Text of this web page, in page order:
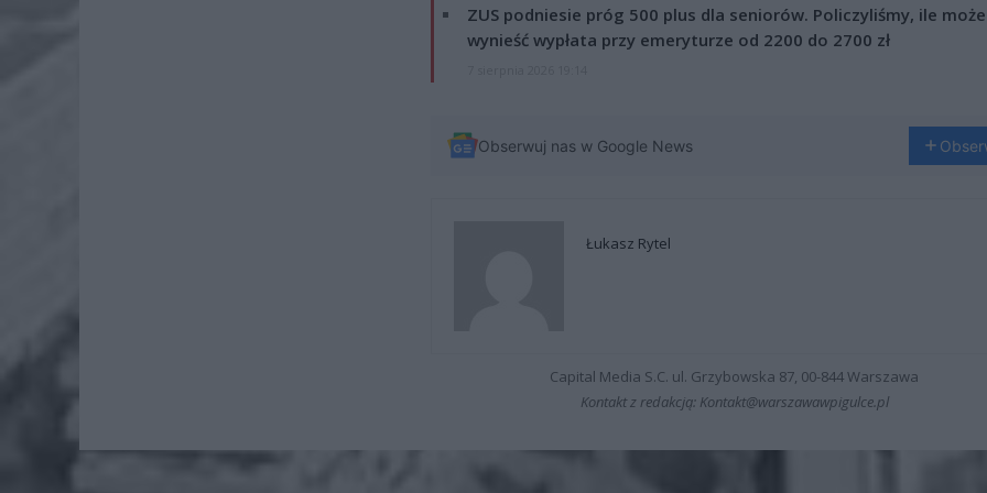
ZUS podniesie próg 500 plus dla seniorów. Policzyliśmy, ile może
wynieść wypłata przy emeryturze od 2200 do 2700 zł
Obserwuj nas w Google News
Łukasz Rytel
Capital Media S.C. ul. Grzybowska 87, 00-844 Warszawa
Kontakt z redakcją: Kontakt@warszawawpigulce.pl